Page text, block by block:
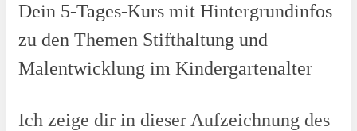
Dein 5-Tages-Kurs mit Hintergrundinfos
zu den Themen Stifthaltung und
Malentwicklung im Kindergartenalter
Ich zeige dir in dieser Aufzeichnung des